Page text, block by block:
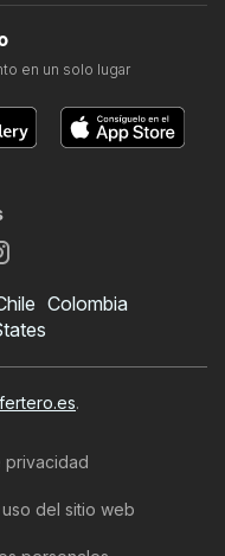
en un solo lugar
Colombia
.
privacidad
del sitio web